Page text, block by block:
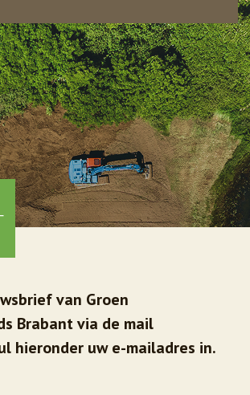
van Groen
Brabant via de mail
hieronder uw e-mailadres in.